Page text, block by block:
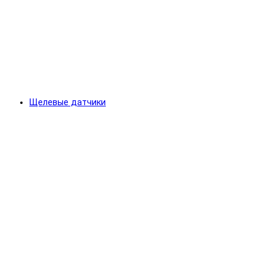
Щелевые датчики